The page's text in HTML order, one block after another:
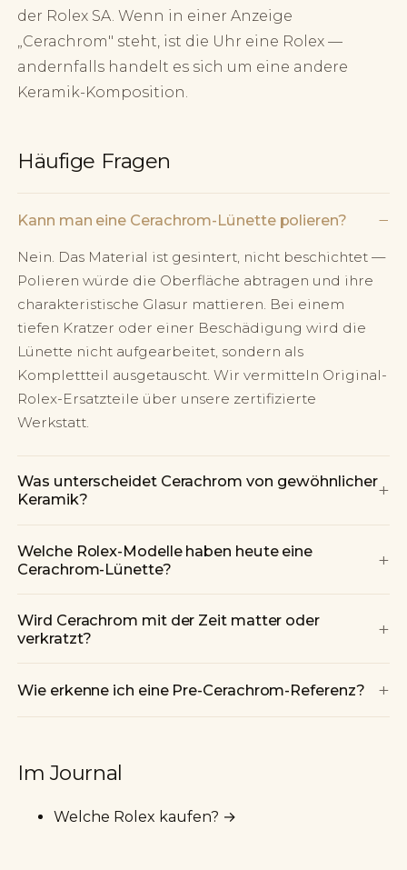
der Rolex SA. Wenn in einer Anzeige
„Cerachrom" steht, ist die Uhr eine Rolex —
andernfalls handelt es sich um eine andere
Keramik-Komposition.
Häufige Fragen
Kann man eine Cerachrom-Lünette polieren? −
Nein. Das Material ist gesintert, nicht beschichtet —
Polieren würde die Oberfläche abtragen und ihre
charakteristische Glasur mattieren. Bei einem
tiefen Kratzer oder einer Beschädigung wird die
Lünette nicht aufgearbeitet, sondern als
Komplettteil ausgetauscht. Wir vermitteln Original-
Rolex-Ersatzteile über unsere zertifizierte
Werkstatt.
Was unterscheidet Cerachrom von gewöhnlicher
Keramik?
+
Welche Rolex-Modelle haben heute eine
Cerachrom-Lünette?
+
Wird Cerachrom mit der Zeit matter oder
verkratzt?
+
Wie erkenne ich eine Pre-Cerachrom-Referenz? +
Im Journal
Welche Rolex kaufen? →